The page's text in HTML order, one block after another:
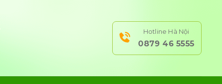
Hotline Hà Nội
0879 46 5555